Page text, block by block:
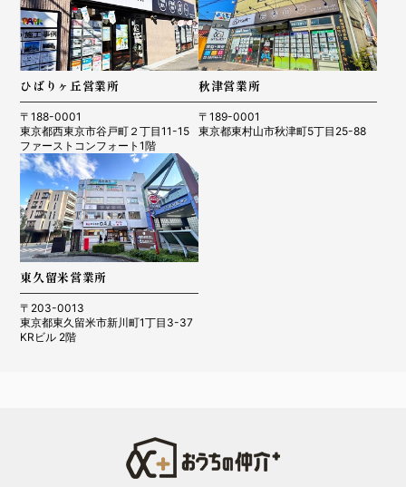
ひばりヶ丘営業所
〒188-0001
東京都西東京市谷戸町２丁目11-15
ファーストコンフォート1階
秋津営業所
〒189-0001
東京都東村山市秋津町5丁目25-88
東久留米営業所
〒203-0013
東京都東久留米市新川町1丁目3-37
KRビル 2階